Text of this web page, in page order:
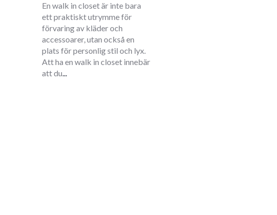
En walk in closet är inte bara
ett praktiskt utrymme för
förvaring av kläder och
accessoarer, utan också en
plats för personlig stil och lyx.
Att ha en walk in closet innebär
att du...